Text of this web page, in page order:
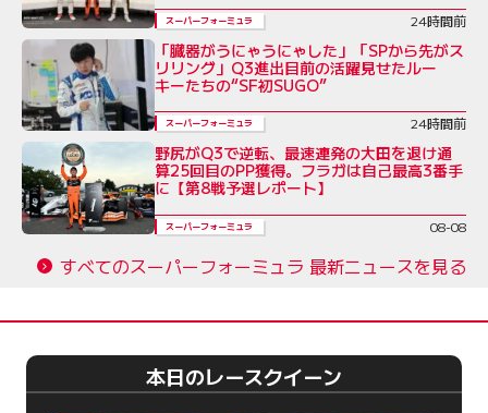
スーパーフォーミュラ 24時間前
「臓器がうにゃうにゃした」「SPから先がス
リリング」Q3進出目前の活躍見せたルー
キーたちの“SF初SUGO”
スーパーフォーミュラ 24時間前
野尻がQ3で逆転、最速連発の大田を退け通
算25回目のPP獲得。フラガは自己最高3番手
に【第8戦予選レポート】
スーパーフォーミュラ 08-08
すべてのスーパーフォーミュラ 最新ニュースを見る
本日のレースクイーン